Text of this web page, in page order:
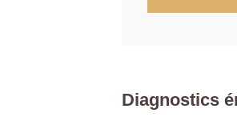
Diagnostics